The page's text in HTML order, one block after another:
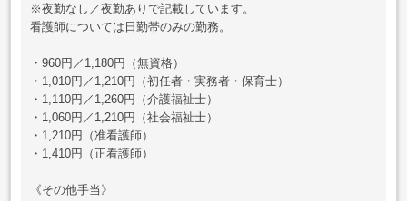
※夜勤なし／夜勤ありで記載しています。
看護師については日勤帯のみの勤務。
・960円／1,180円（無資格）
・1,010円／1,210円（初任者・実務者・保育士）
・1,110円／1,260円（介護福祉士）
・1,060円／1,210円（社会福祉士）
・1,210円（准看護師）
・1,410円（正看護師）
《その他手当》